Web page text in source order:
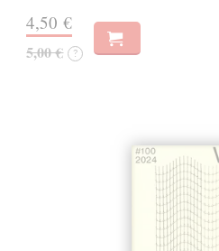
4,50 €
5,00 € ?